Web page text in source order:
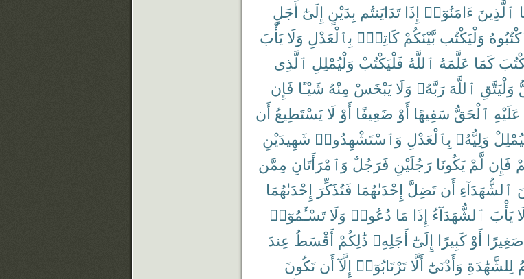
ٱلَّذِينَ ءَامَنُوٓا۟ إِذَا تَدَايَنتُم بِدَيْنٍ إِلَىٰٓ أَجَلٍ
وَلْيَكْتُب بَّيْنَكُمْ كَاتِبٌۢ بِٱلْعَدْلِ وَلَا يَأْبَ
كَمَا عَلَّمَهُ ٱللَّهُ فَلْيَكْتُبْ وَلْيُمْلِلِ ٱلَّذِى
وَلْيَتَّقِ ٱللَّهَ رَبَّهُۥ وَلَا يَبْخَسْ مِنْهُ شَيْـًٔا فَإِن
عَلَيْهِ ٱلْحَقُّ سَفِيهًا أَوْ ضَعِيفًا أَوْ لَا يَسْتَطِيعُ أَن
وَلِيُّهُۥ بِٱلْعَدْلِ وَٱسْتَشْهِدُوا۟ شَهِيدَيْنِ
فَإِن لَّمْ يَكُونَا رَجُلَيْنِ فَرَجُلٌ وَٱمْرَأَتَانِ مِمَّن
ٱلشُّهَدَآءِ أَن تَضِلَّ إِحْدَىٰهُمَا فَتُذَكِّرَ إِحْدَىٰهُمَا
يَأْبَ ٱلشُّهَدَآءُ إِذَا مَا دُعُوا۟ وَلَا تَسْـَٔمُوٓا۟
صَغِيرًا أَوْ كَبِيرًا إِلَىٰٓ أَجَلِهِۦ ذَٰلِكُمْ أَقْسَطُ عِندَ
لِلشَّهَٰدَةِ وَأَدْنَىٰٓ أَلَّا تَرْتَابُوٓا۟ إِلَّآ أَن تَكُونَ